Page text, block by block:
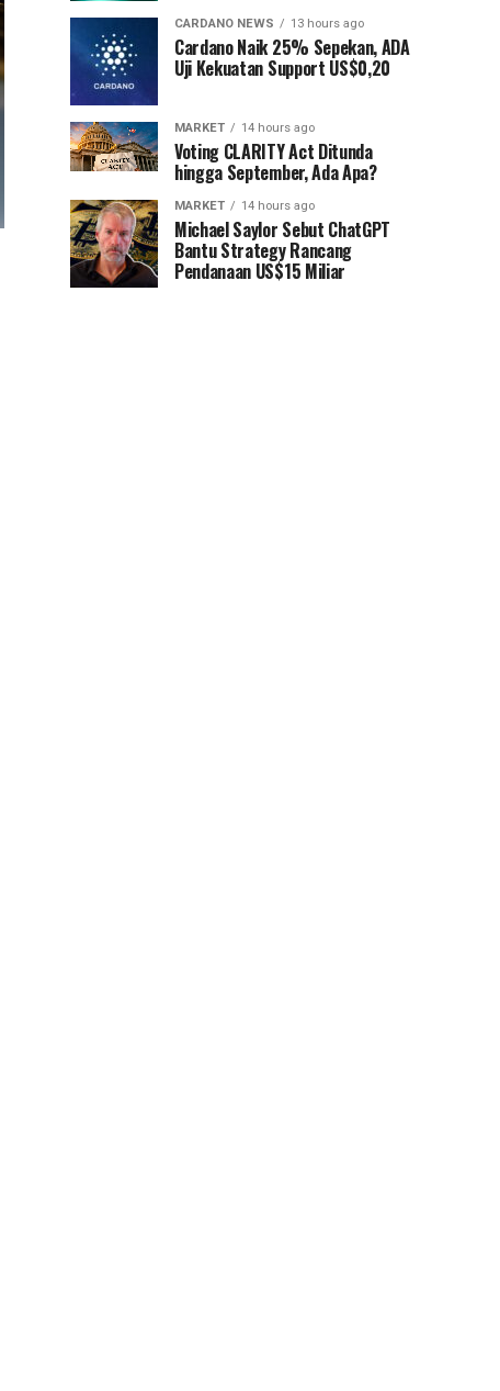
CARDANO NEWS 13 hours ago
Cardano Naik 25% Sepekan, ADA
Uji Kekuatan Support US$0,20
MARKET 14 hours ago
Voting CLARITY Act Ditunda
hingga September, Ada Apa?
MARKET 14 hours ago
Michael Saylor Sebut ChatGPT
Bantu Strategy Rancang
Pendanaan US$15 Miliar